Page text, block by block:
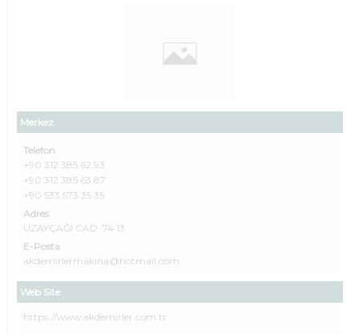
Merkez
Telefon
+90 312 385 62 93
+90 312 385 63 87
+90 533 573 35 35
Adres
UZAYÇAĞI CAD. 74 13
E-Posta
akdemirlermakina@hotmail.com
Web Site
https://www.akdemirler.com.tr